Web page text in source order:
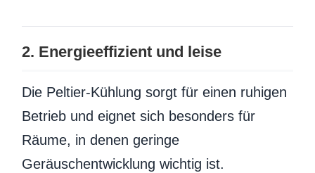
2. Energieeffizient und leise
Die Peltier-Kühlung sorgt für einen ruhigen
Betrieb und eignet sich besonders für
Räume, in denen geringe
Geräuschentwicklung wichtig ist.